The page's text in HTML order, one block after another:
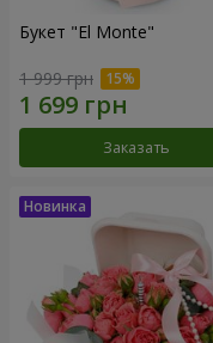
Букет "El Monte"
1 999 грн
Заказать